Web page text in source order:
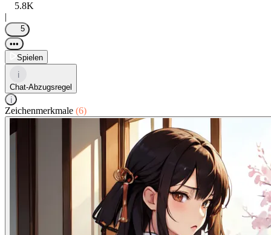
5.8K
|
5
•••
Spielen
i
Chat-Abzugsregel
i
Zeichenmerkmale (6)